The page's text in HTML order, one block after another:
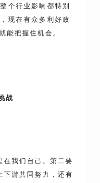
个行业影响都特别
现在有众多利好政
能把握住机会。
战
在我们自己。第二要
下游共同努力，还有